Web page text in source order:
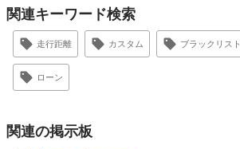
関連キーワード検索
走行距離 カスタム ブラックリスト
ローン
関連の掲示板